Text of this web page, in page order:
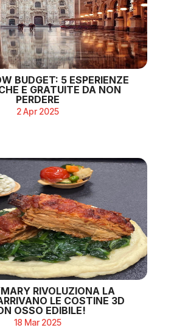
BUDGET: 5 ESPERIENZE
E GRATUITE DA NON
PERDERE
2 Apr 2025
RIVOLUZIONA LA
LE COSTINE 3D
OSSO EDIBILE!
18 Mar 2025